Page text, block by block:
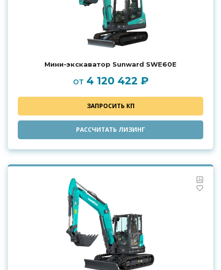
Мини-экскаватор Sunward SWE60E
от 4 120 422 ₽
ЗАПРОСИТЬ КП
РАССЧИТАТЬ ЛИЗИНГ